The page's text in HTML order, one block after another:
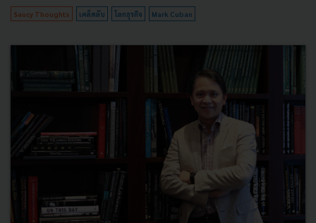
Saucy Thoughts เคล็ดลับ โลกธุรกิจ Mark Cuban